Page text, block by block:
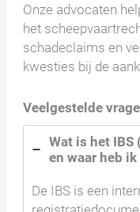
Onze advocaten
het
schadeclaims en
kwesties bij de
Veelgestelde
Wat is het
en waar heb
De IBS is een